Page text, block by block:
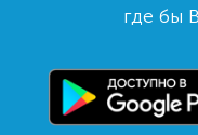
где бы